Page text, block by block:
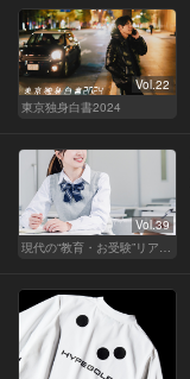
Vol.22
東京独身白書2024
Vol.39